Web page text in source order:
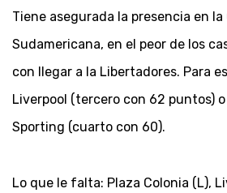
Tiene asegurada la presencia en la
Sudamericana, en el peor de los
con llegar a la Libertadores. Para
Liverpool (tercero con 62 puntos)
Sporting (cuarto con 60).
Lo que le falta: Plaza Colonia (L),